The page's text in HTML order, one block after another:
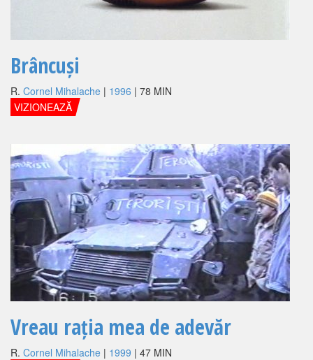
Brâncuși
R. Cornel Mihalache | 1996 | 78 MIN
VIZIONEAZĂ
Vreau rația mea de adevăr
R. Cornel Mihalache | 1999 | 47 MIN